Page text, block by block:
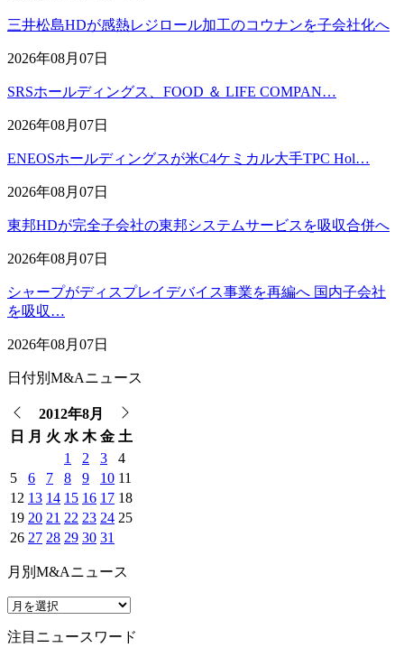
三井松島HDが感熱レジロール加工のコウナンを子会社化へ
2026年08月07日
SRSホールディングス、FOOD ＆ LIFE COMPAN…
2026年08月07日
ENEOSホールディングスが米C4ケミカル大手TPC Hol…
2026年08月07日
東邦HDが完全子会社の東邦システムサービスを吸収合併へ
2026年08月07日
シャープがディスプレイデバイス事業を再編へ 国内子会社
を吸収…
2026年08月07日
日付別M&Aニュース
2012年8月
日
月 火 水 木 金 土
1
2 3
4
5
6 7 8 9 10 11
12 13 14 15 16 17 18
19 20 21 22 23 24 25
26 27 28 29 30 31
月別M&Aニュース
注目ニュースワード